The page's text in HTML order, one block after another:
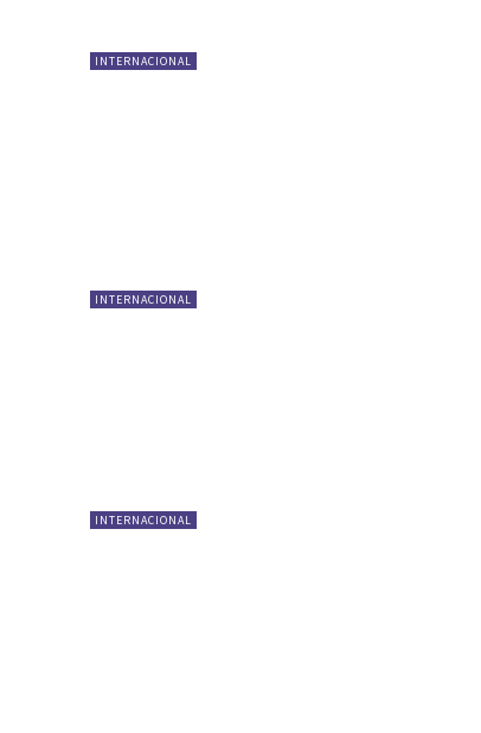
INTERNACIONAL
INTERNACIONAL
INTERNACIONAL